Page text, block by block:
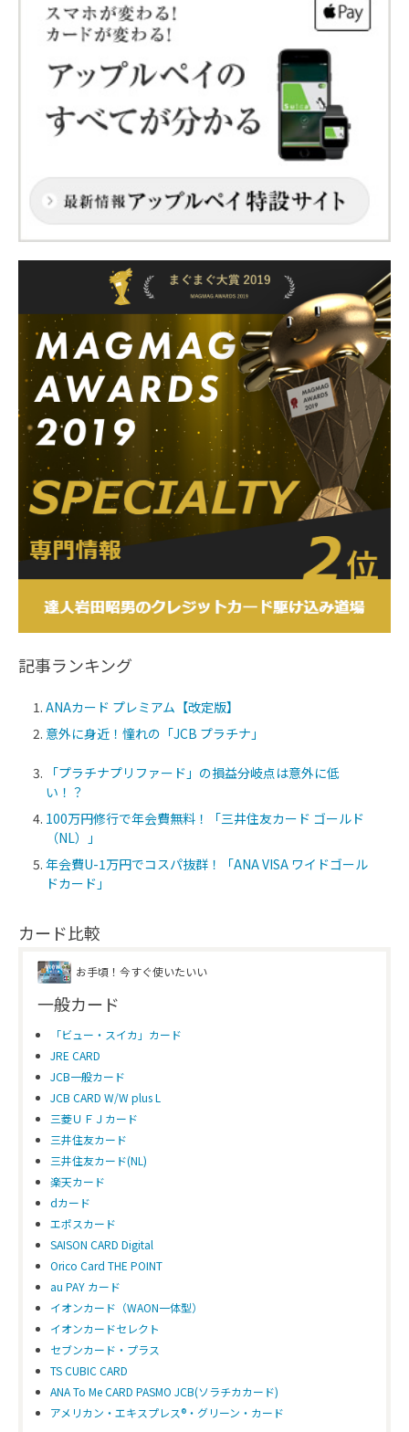
記事ランキング
ANAカード プレミアム【改定版】
意外に身近！憧れの「JCB プラチナ」
「プラチナプリファード」の損益分岐点は意外に低
い！？
100万円修行で年会費無料！「三井住友カード ゴールド
（NL）」
年会費U-1万円でコスパ抜群！「ANA VISA ワイドゴール
ドカード」
カード比較
お手頃！今すぐ使いたいい
一般カード
「ビュー・スイカ」カード
JRE CARD
JCB一般カード
JCB CARD W/W plus L
三菱ＵＦＪカード
三井住友カード
三井住友カード(NL)
楽天カード
dカード
エポスカード
SAISON CARD Digital
Orico Card THE POINT
au PAY カード
イオンカード（WAON一体型）
イオンカードセレクト
セブンカード・プラス
TS CUBIC CARD
ANA To Me CARD PASMO JCB(ソラチカカード)
アメリカン・エキスプレス®・グリーン・カード